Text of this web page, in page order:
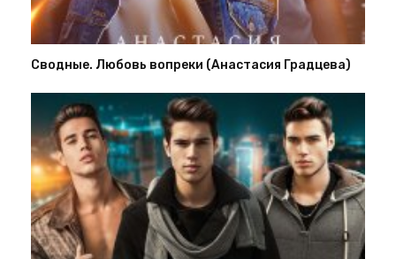
Сводные. Любовь вопреки (Анастасия Градцева)